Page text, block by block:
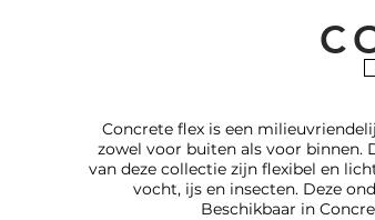
Concrete flex is een
zowel voor buiten als voor binnen.
van deze collectie zijn flexibel en
vocht, ijs en insecten. Deze
Beschikbaar in